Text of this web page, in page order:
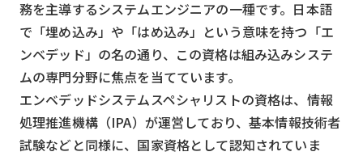
務を主導するシステムエンジニアの一種です。日本語
で「埋め込み」や「はめ込み」という意味を持つ「エ
ンベデッド」の名の通り、この資格は組み込みシステ
ムの専門分野に焦点を当てています。
エンベデッドシステムスペシャリストの資格は、情報
処理推進機構（IPA）が運営しており、基本情報技術者
試験などと同様に、国家資格として認知されていま